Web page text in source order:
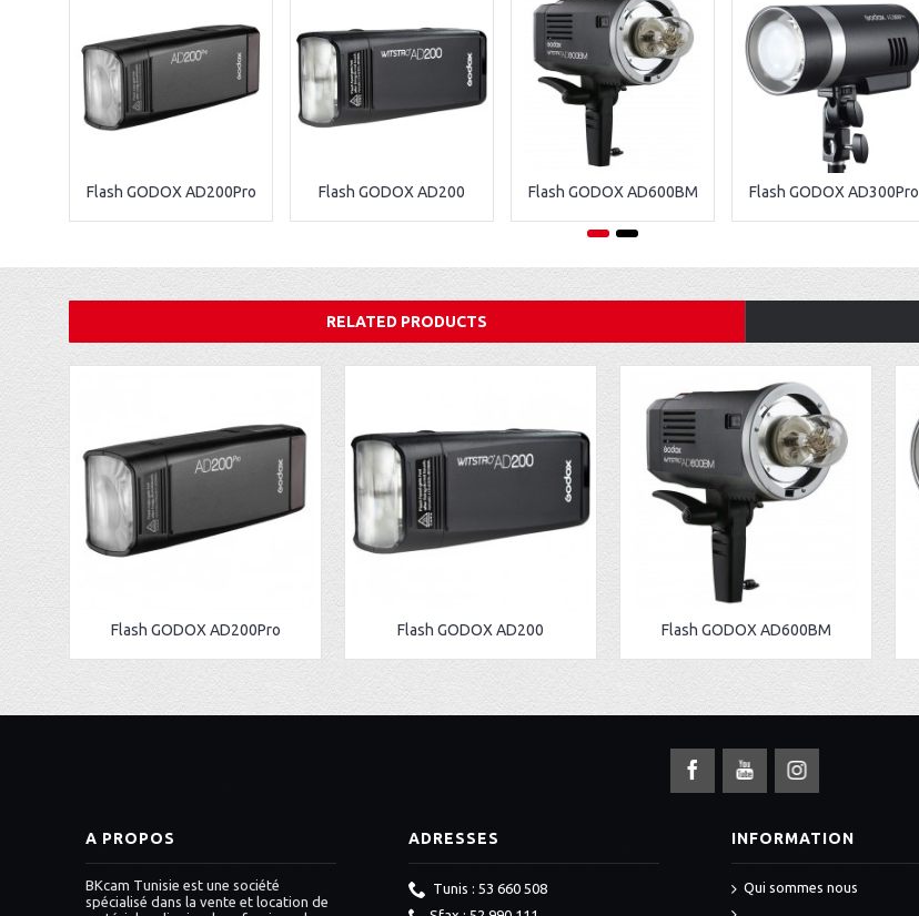
Flash GODOX AD200Pro Flash GODOX AD200 Flash GODOX AD600BM Flash GODOX AD300Pro
RELATED PRODUCTS
Flash GODOX AD200Pro Flash GODOX AD200 Flash GODOX AD600BM
A PROPOS
BKcam Tunisie est une société
spécialisé dans la vente et location de
ADRESSES
Tunis : 53 660 508
INFORMATION
Qui sommes nous